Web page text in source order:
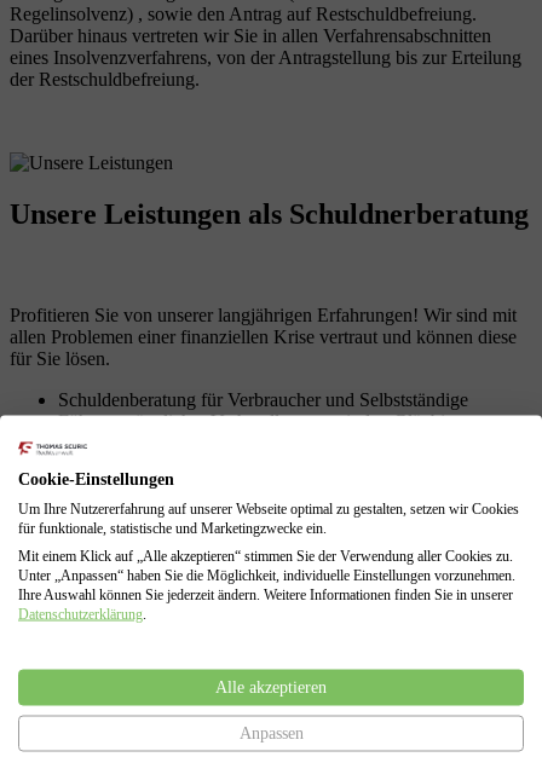
Regelinsolvenz) , sowie den Antrag auf Restschuldbefreiung.
Darüber hinaus vertreten wir Sie in allen Verfahrensabschnitten
eines Insolvenzverfahrens, von der Antragstellung bis zur Erteilung
der Restschuldbefreiung.
Unsere Leistungen als Schuldnerberatung
Profitieren Sie von unserer langjährigen Erfahrungen! Wir sind mit
allen Problemen einer finanziellen Krise vertraut und können diese
für Sie lösen.
Schuldenberatung für Verbraucher und Selbstständige
Führung sämtlicher Verhandlungen mit den Gläubigern
Erarbeitung von Lösungen zur Vermeidung des
Insolvenzantragsstellung und Begleitung durch das
Insolvenzverfahren
Vertretung gegenüber dem Insolvenzgericht und dem
Insolvenzverwalter
Haben Sie Fragen?
Sprechen Sie uns an.
Cookie-Einstellungen
Um Ihre Nutzererfahrung auf unserer Webseite optimal zu gestalten, setzen wir Cookies
für funktionale, statistische und Marketingzwecke ein.
Mit einem Klick auf „Alle akzeptieren“ stimmen Sie der Verwendung aller Cookies zu.
Unter „Anpassen“ haben Sie die Möglichkeit, individuelle Einstellungen vorzunehmen.
Ihre Auswahl können Sie jederzeit ändern. Weitere Informationen finden Sie in unserer
Datenschutzerklärung
Alle akzeptieren
Anpassen